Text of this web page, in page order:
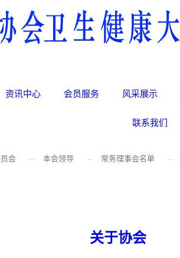
资讯中心 会员服务 风采展示
联系我们
会 本会领导 常务理事会名单
关于协会